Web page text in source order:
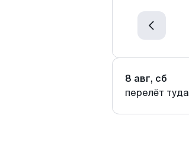
8 авг, сб
перелёт туда